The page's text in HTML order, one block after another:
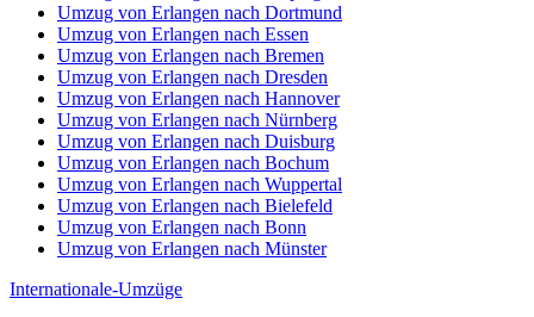
Umzug von Erlangen nach Dortmund
Umzug von Erlangen nach Essen
Umzug von Erlangen nach Bremen
Umzug von Erlangen nach Dresden
Umzug von Erlangen nach Hannover
Umzug von Erlangen nach Nürnberg
Umzug von Erlangen nach Duisburg
Umzug von Erlangen nach Bochum
Umzug von Erlangen nach Wuppertal
Umzug von Erlangen nach Bielefeld
Umzug von Erlangen nach Bonn
Umzug von Erlangen nach Münster
Internationale-Umzüge